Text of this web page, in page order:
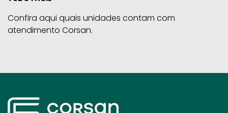
Confira aqui quais unidades contam com
atendimento Corsan.